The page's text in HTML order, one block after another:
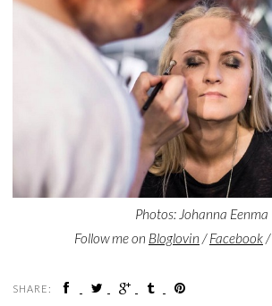
Photos: Johanna Eenma
Follow me on Bloglovin /Facebook/
SHARE: